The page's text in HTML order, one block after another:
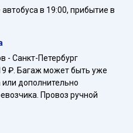
в 19:00, прибытие в
- Санкт-Петербург
₽. Багаж может быть уже
дополнительно
Провоз ручной